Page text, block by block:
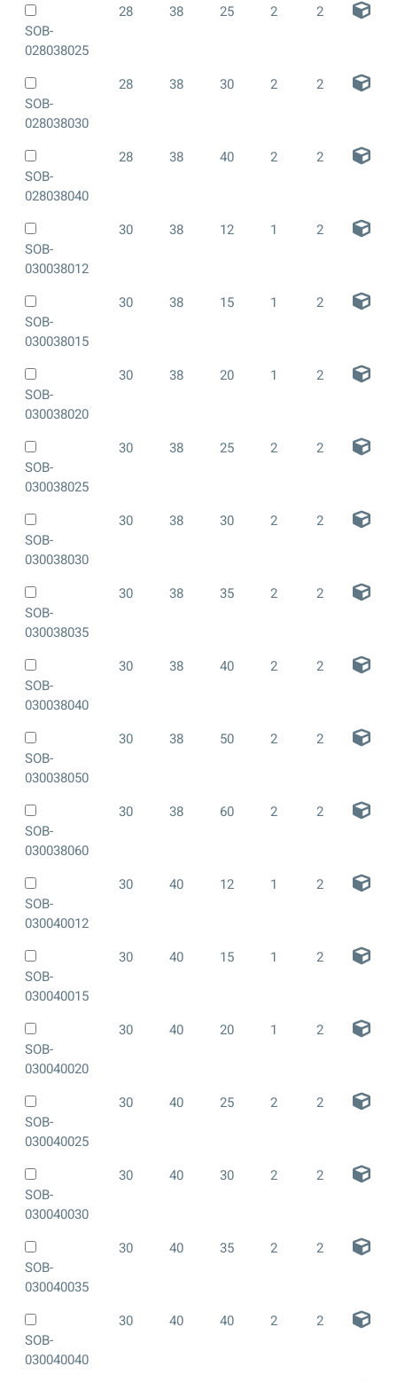
SOB-
028038025
28 38 25 2 2
SOB-
028038030
28 38 30 2 2
SOB-
028038040
28 38 40 2 2
SOB-
030038012
30 38 12 1 2
SOB-
030038015
30 38 15 1 2
SOB-
030038020
30 38 20 1 2
SOB-
030038025
30 38 25 2 2
SOB-
030038030
30 38 30 2 2
SOB-
030038035
30 38 35 2 2
SOB-
030038040
30 38 40 2 2
SOB-
030038050
30 38 50 2 2
SOB-
030038060
30 38 60 2 2
SOB-
030040012
30 40 12 1 2
SOB-
030040015
30 40 15 1 2
SOB-
030040020
30 40 20 1 2
SOB-
030040025
30 40 25 2 2
SOB-
030040030
30 40 30 2 2
SOB-
030040035
30 40 35 2 2
SOB-
030040040
30 40 40 2 2